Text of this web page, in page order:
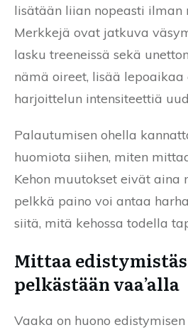
lisätään liian nopeasti ilman
Merkkejä ovat jatkuva
lasku treeneissä sekä
nämä oireet, lisää lepoaikaa
harjoittelun intensiteettiä
Palautumisen ohella
huomiota siihen, miten
Kehon muutokset eivät aina
pelkkä paino voi antaa
siitä, mitä kehossa todella
Mittaa
pelkästään vaa’alla
Vaaka on huono